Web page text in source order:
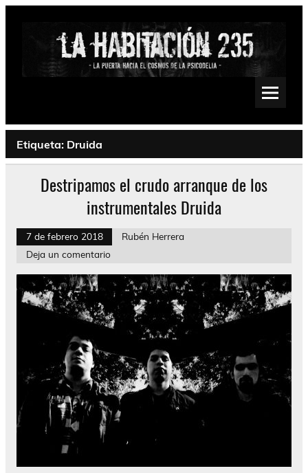
Saltar
Psychedelic, Stoner, Doom, Sludge, Fuzz, Space, Drone
Etiqueta: Druida
Destripamos el crudo arranque de los
instrumentales Druida
7 de febrero 2018
Rubén Herrera
Deja un comentario